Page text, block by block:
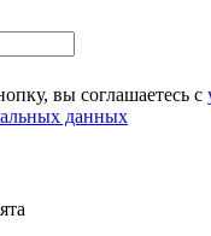
вы соглашаетесь с
данных